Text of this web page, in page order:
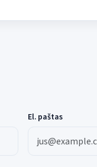
El. paštas